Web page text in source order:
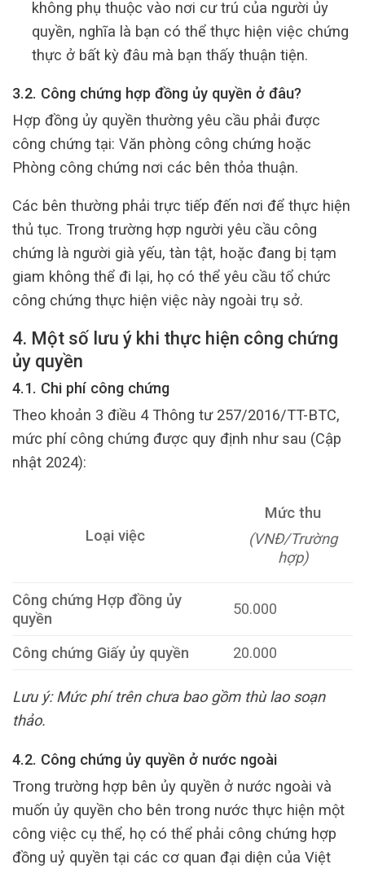
không phụ thuộc vào nơi cư trú của người ủy
quyền, nghĩa là bạn có thể thực hiện việc chứng
thực ở bất kỳ đâu mà bạn thấy thuận tiện.
3.2. Công chứng hợp đồng ủy quyền ở đâu?
Hợp đồng ủy quyền thường yêu cầu phải được
công chứng tại: Văn phòng công chứng hoặc
Phòng công chứng nơi các bên thỏa thuận.
Các bên thường phải trực tiếp đến nơi để thực hiện
thủ tục. Trong trường hợp người yêu cầu công
chứng là người già yếu, tàn tật, hoặc đang bị tạm
giam không thể đi lại, họ có thể yêu cầu tổ chức
công chứng thực hiện việc này ngoài trụ sở.
4. Một số lưu ý khi thực hiện công chứng
ủy quyền
4.1. Chi phí công chứng
Theo khoản 3 điều 4 Thông tư 257/2016/TT-BTC,
mức phí công chứng được quy định như sau (Cập
nhật 2024):
Loại việc
Mức thu
(VNĐ/Trường
hợp)
Công chứng Hợp đồng ủy
quyền
50.000
Công chứng Giấy ủy quyền 20.000
Lưu ý: Mức phí trên chưa bao gồm thù lao soạn
thảo.
4.2. Công chứng ủy quyền ở nước ngoài
Trong trường hợp bên ủy quyền ở nước ngoài và
muốn ủy quyền cho bên trong nước thực hiện một
công việc cụ thể, họ có thể phải công chứng hợp
đồng uỷ quyền tại các cơ quan đại diện của Việt